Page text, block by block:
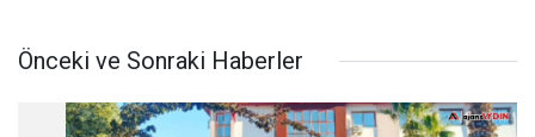
Önceki ve Sonraki Haberler